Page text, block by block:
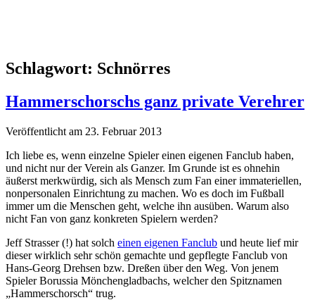
Schlagwort: Schnörres
Hammerschorschs ganz private Verehrer
Veröffentlicht am 23. Februar 2013
Ich liebe es, wenn einzelne Spieler einen eigenen Fanclub haben,
und nicht nur der Verein als Ganzer. Im Grunde ist es ohnehin
äußerst merkwürdig, sich als Mensch zum Fan einer immateriellen,
nonpersonalen Einrichtung zu machen. Wo es doch im Fußball
immer um die Menschen geht, welche ihn ausüben. Warum also
nicht Fan von ganz konkreten Spielern werden?
Jeff Strasser (!) hat solch einen eigenen Fanclub und heute lief mir
dieser wirklich sehr schön gemachte und gepflegte Fanclub von
Hans-Georg Drehsen bzw. Dreßen über den Weg. Von jenem
Spieler Borussia Mönchengladbachs, welcher den Spitznamen
„Hammerschorsch“ trug.